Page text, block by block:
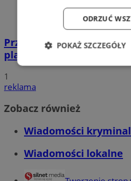
Przyszłość Wodzisławia
planowane inwestycje na
1
reklama
Zobacz również
Wiadomości
Wiadomości lokalne
ODRZUĆ
POKAŻ SZCZEGÓŁY
Niezbędne
Niezbędne Wydajność